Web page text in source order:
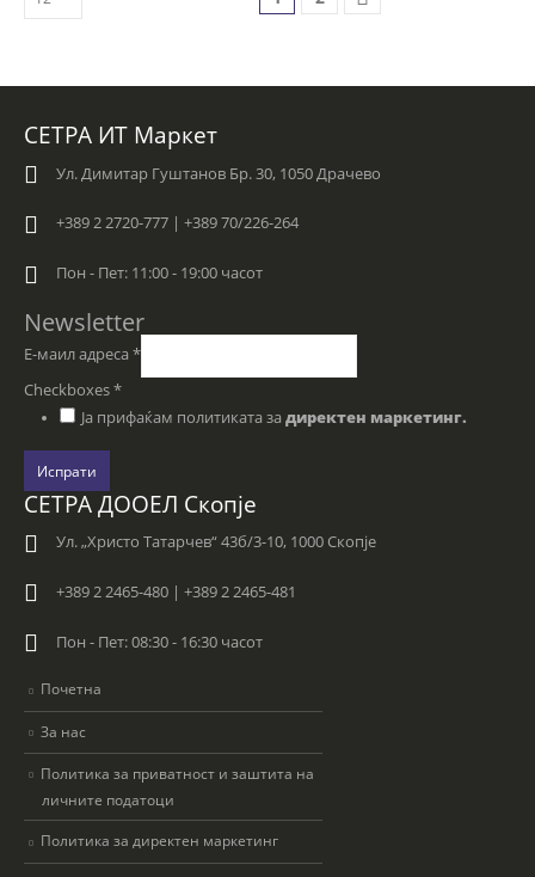
СЕТРА ИТ Маркет
Ул. Димитар Гуштанов Бр. 30, 1050 Драчево
+389 2 2720-777 | +389 70/226-264
Пон - Пет: 11:00 - 19:00 часот
Newsletter
Е-маил адреса *
Checkboxes*
Ја прифаќам политиката за директен маркетинг.
Испрати
СЕТРА ДООЕЛ Скопје
Ул. „Христо Татарчев“ 43б/3-10, 1000 Скопје
+389 2 2465-480 | +389 2 2465-481
Пон - Пет: 08:30 - 16:30 часот
Почетна
За нас
Политика за приватност и заштита на
личните податоци
Политика за директен маркетинг